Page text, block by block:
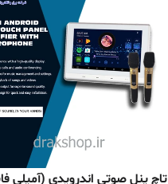
تاچ پنل صوتی اندرویدی (آمپلی